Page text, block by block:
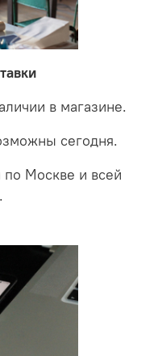
После
поломки и
этом случае покупая
деньги но еще
освещения.
в магазине.
сегодня.
по Москве и всей